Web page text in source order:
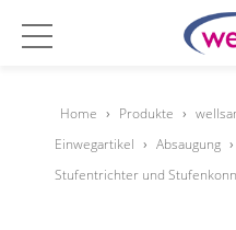
Home › Produkte ›
Einwegartikel › Absaugung ›
Stufentrichter und